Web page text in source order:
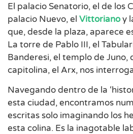
El palacio Senatorio, el de los
palacio Nuevo, el Vittorianoy
que, desde la plaza, aparece
La torre de Pablo III, el
Banderesi, el templo de Juno,
capitolina, el Arx, nos
Navegando dentro de la
esta ciudad, encontramos
escritas solo imaginando los
esta colina. Es la inagotable